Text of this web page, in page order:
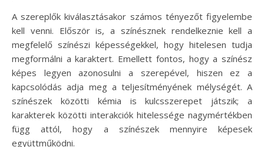
A szereplők kiválasztásakor számos tényezőt figyelembe
kell venni. Először is, a színésznek rendelkeznie kell a
megfelelő színészi képességekkel, hogy hitelesen tudja
megformálni a karaktert. Emellett fontos, hogy a színész
képes legyen azonosulni a szerepével, hiszen ez a
kapcsolódás adja meg a teljesítményének mélységét. A
színészek közötti kémia is kulcsszerepet játszik; a
karakterek közötti interakciók hitelessége nagymértékben
függ attól, hogy a színészek mennyire képesek
együttműködni.